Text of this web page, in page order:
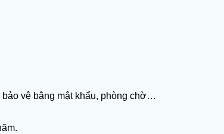
vệ bằng mật khẩu, phòng chờ…